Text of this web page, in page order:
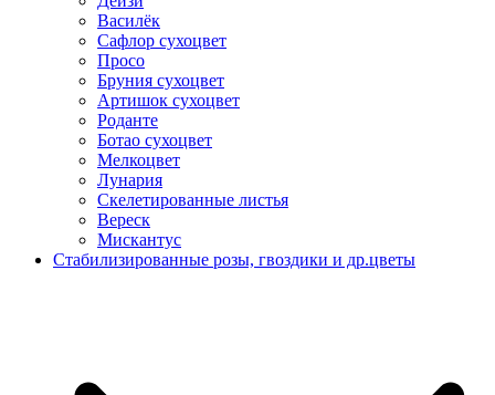
Василёк
Сафлор сухоцвет
Просо
Бруния сухоцвет
Артишок сухоцвет
Роданте
Ботао сухоцвет
Мелкоцвет
Лунария
Скелетированные листья
Вереск
Мискантус
Стабилизированные розы, гвоздики и др.цветы